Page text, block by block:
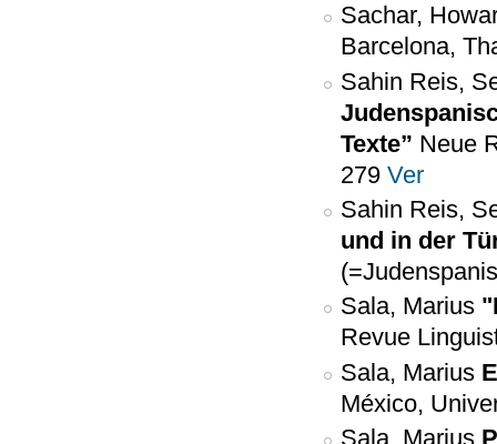
Sachar,
Barcelona,
Sahin Reis,
Texte” Neue
279 Ver
Sahin Reis,
und in der
Sala, Marius
Revue
Sala, Marius
México,
Sala, Marius